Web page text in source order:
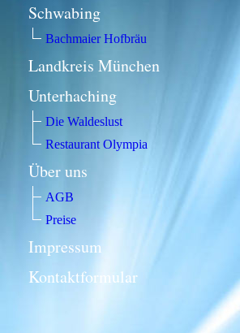
Schwabing
Bachmaier Hofbräu
Landkreis München
Unterhaching
Die Waldeslust
Restaurant Olympia
Über uns
AGB
Preise
Impressum
Kontaktformular